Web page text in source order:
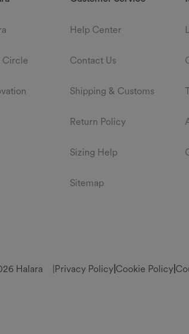
Circle
Help Center
Contact Us
Shipping & Customs
Return Policy
Sizing Help
Sitemap
Halara Privacy Policy Cookie Policy